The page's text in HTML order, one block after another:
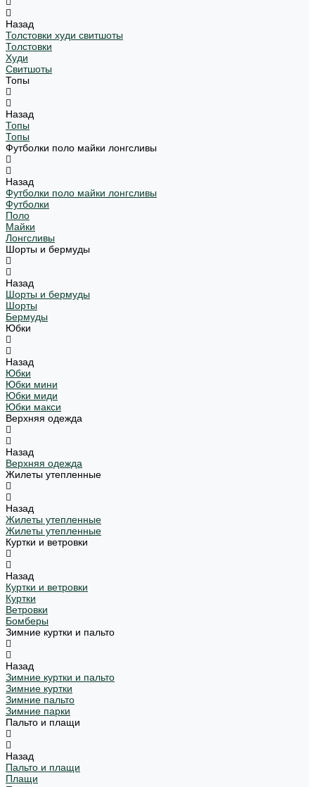
Назад
Толстовки худи свитшоты
Толстовки
Худи
Свитшоты
Топы
Назад
Топы
Топы
Футболки поло майки лонгсливы
Назад
Футболки поло майки лонгсливы
Футболки
Поло
Майки
Лонгсливы
Шорты и бермуды
Назад
Шорты и бермуды
Шорты
Бермуды
Юбки
Назад
Юбки
Юбки мини
Юбки миди
Юбки макси
Верхняя одежда
Назад
Верхняя одежда
Жилеты утепленные
Назад
Жилеты утепленные
Жилеты утепленные
Куртки и ветровки
Назад
Куртки и ветровки
Куртки
Ветровки
Бомберы
Зимние куртки и пальто
Назад
Зимние куртки и пальто
Зимние куртки
Зимние пальто
Зимние парки
Пальто и плащи
Назад
Пальто и плащи
Плащи